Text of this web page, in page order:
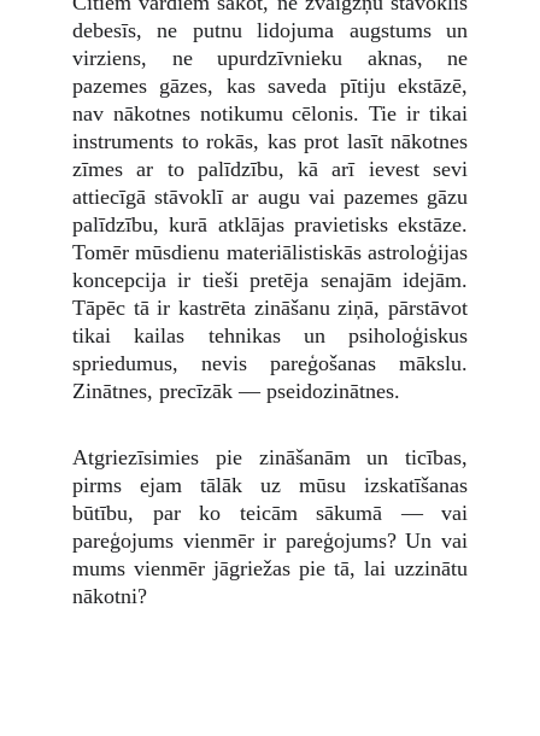
debesīs, ne putnu lidojuma augstums un
virziens, ne upurdzīvnieku aknas, ne
pazemes gāzes, kas saveda pītiju ekstāzē,
nav nākotnes notikumu cēlonis. Tie ir tikai
instruments to rokās, kas prot lasīt nākotnes
zīmes ar to palīdzību, kā arī ievest sevi
attiecīgā stāvoklī ar augu vai pazemes gāzu
palīdzību, kurā atklājas pravietisks ekstāze.
Tomēr mūsdienu materiālistiskās astroloģijas
koncepcija ir tieši pretēja senajām idejām.
Tāpēc tā ir kastrēta zināšanu ziņā, pārstāvot
tikai kailas tehnikas un psiholoģiskus
spriedumus, nevis pareģošanas mākslu.
Zinātnes, precīzāk — pseidozinātnes.
Atgriezīsimies pie zināšanām un ticības,
pirms ejam tālāk uz mūsu izskatīšanas
būtību, par ko teicām sākumā — vai
pareģojums vienmēr ir pareģojums? Un vai
mums vienmēr jāgriežas pie tā, lai uzzinātu
nākotni?